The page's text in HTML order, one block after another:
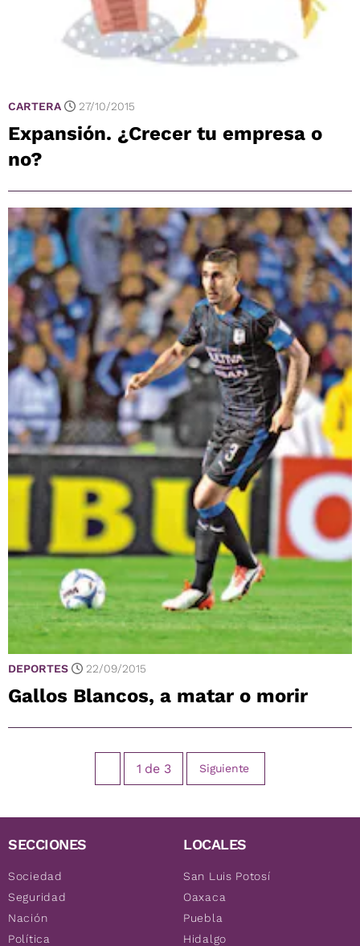
CARTERA 27/10/2015
Expansión. ¿Crecer tu empresa o
no?
DEPORTES 22/09/2015
Gallos Blancos, a matar o morir
1 de 3 Siguiente
SECCIONES
Sociedad
Seguridad
Nación
Política
LOCALES
San Luis Potosí
Oaxaca
Puebla
Hidalgo